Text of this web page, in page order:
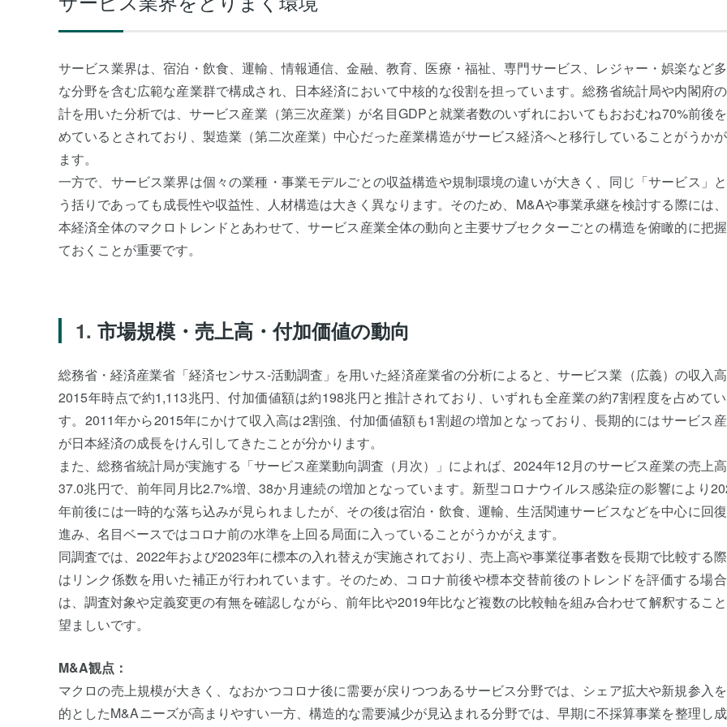
サービス業界は、宿泊・飲食、運輸、情報通信、金融、教育、医療・福祉、専門サービス、レジャー・娯楽など
な分野を含む広範な産業群で構成され、日本経済において中核的な役割を担っています。総務省統計局や内閣府
計を用いた分析では、サービス産業（第三次産業）が名目GDPと就業者数のいずれにおいてもおおむね70%前後
めているとされており、製造業（第二次産業）中心だった産業構造がサービス経済へと移行していることがうかが
ます。
一方で、サービス業界は個々の業種・事業モデルごとの収益構造や規制環境の違いが大きく、同じ「サービス」
う括りであっても成長性や収益性、人材構造は大きく異なります。そのため、M&Aや事業承継を検討する際には
本経済全体のマクロトレンドとあわせて、サービス産業全体の動向と主要サブセクターごとの構造を俯瞰的に把
ておくことが重要です。
市場規模・売上高・付加価値の動向
総務省・経済産業省「経済センサス‐活動調査」を用いた経済産業省の分析によると、サービス業（広義）の収入
2015年時点で約1,113兆円、付加価値額は約198兆円と推計されており、いずれも全産業の約7割程度を占めてい
す。2011年から2015年にかけて収入高は2割強、付加価値額も1割超の増加となっており、長期的にはサービス
が日本経済の成長をけん引してきたことが分かります。
また、総務省統計局が実施する「サービス産業動向調査（月次）」によれば、2024年12月のサービス産業の売上
37.0兆円で、前年同月比2.7%増、38か月連続の増加となっています。新型コロナウイルス感染症の影響により
年前後には一時的な落ち込みが見られましたが、その後は宿泊・飲食、運輸、生活関連サービスなどを中心に回
進み、名目ベースではコロナ前の水準を上回る局面に入っていることがうかがえます。
同調査では、2022年および2023年に標本の入れ替えが実施されており、売上高や事業従事者数を長期で比較する
はリンク係数を用いた補正が行われています。そのため、コロナ前後や標本交替前後のトレンドを評価する場
は、調査対象や定義変更の有無を確認しながら、前年比や2019年比など複数の比較軸を組み合わせて解釈するこ
望ましいです。
M&A観点：
マクロの売上規模が大きく、なおかつコロナ後に需要が戻りつつあるサービス分野では、シェア拡大や新規参入
的としたM&Aニーズが高まりやすい一方、構造的な需要減少が見込まれる分野では、早期に不採算事業を整理し